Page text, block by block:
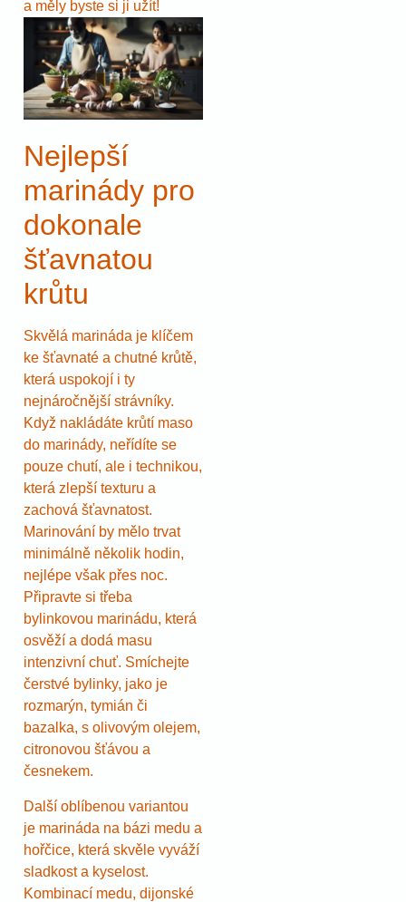
a měly byste si ji užít!
Nejlepší
marinády pro
dokonale
šťavnatou
krůtu
Skvělá marináda je klíčem
ke šťavnaté a chutné krůtě,
která uspokojí i ty
nejnáročnější strávníky.
Když nakládáte krůtí maso
do marinády, neřídíte se
pouze chutí, ale i technikou,
která zlepší texturu a
zachová šťavnatost.
Marinování by mělo trvat
minimálně několik hodin,
nejlépe však přes noc.
Připravte si třeba
bylinkovou marinádu, která
osvěží a dodá masu
intenzivní chuť. Smíchejte
čerstvé bylinky, jako je
rozmarýn, tymián či
bazalka, s olivovým olejem,
citronovou šťávou a
česnekem.
Další oblíbenou variantou
je marináda na bázi medu a
hořčice, která skvěle vyváží
sladkost a kyselost.
Kombinací medu, dijonské